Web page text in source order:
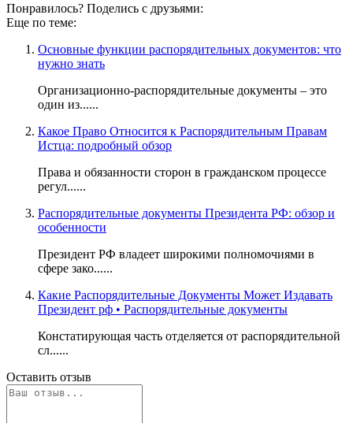
Понравилось? Поделись с друзьями:
Еще по теме:
Основные функции распорядительных документов: что
нужно знать
Организационно-распорядительные документы – это
один из......
Какое Право Относится к Распорядительным Правам
Истца: подробный обзор
Права и обязанности сторон в гражданском процессе
регул......
Распорядительные документы Президента РФ: обзор и
особенности
Президент РФ владеет широкими полномочиями в
сфере зако......
Какие Распорядительные Документы Может Издавать
Президент рф • Распорядительные документы
Констатирующая часть отделяется от распорядительной
сл......
Оставить отзыв